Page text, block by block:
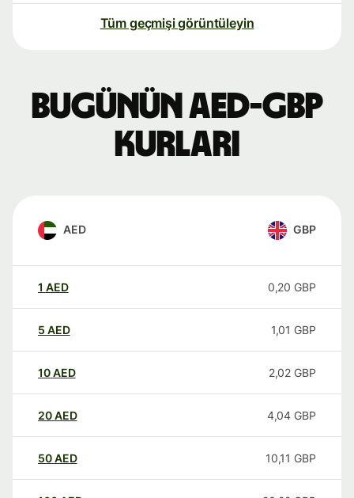
Tüm geçmişi görüntüleyin
Bugünün AED-GBP
kurları
AED GBP
1 AED 0,20 GBP
5 AED 1,01 GBP
10AED 2,02 GBP
20AED 4,04 GBP
50AED 10,11 GBP